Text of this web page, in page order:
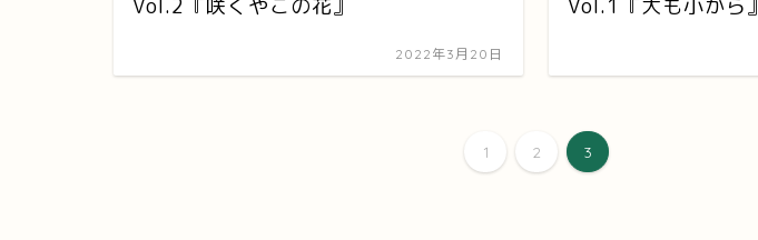
Vol.2『咲くやこの花』
2022年3月20日
Vol.1『大も小から』
1 2 3